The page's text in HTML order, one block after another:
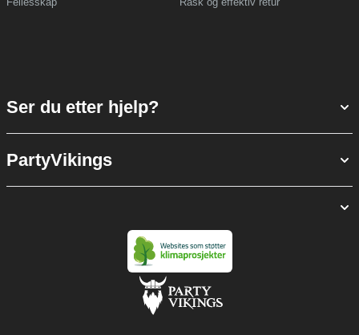
Ser du etter hjelp?
PartyVikings